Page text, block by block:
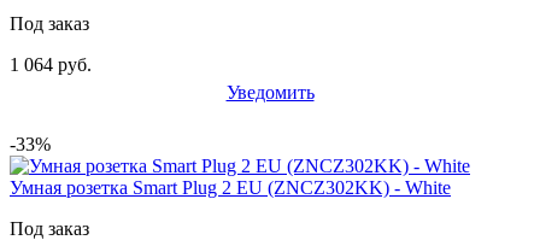
Под заказ
1 064 руб.
Уведомить
-33%
Умная розетка Smart Plug 2 EU (ZNCZ302KK) - White
Под заказ